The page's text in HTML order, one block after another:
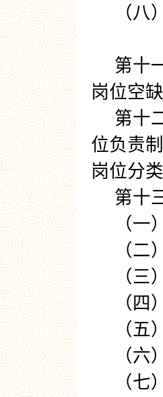
（
第十
岗位空
第十
位负责
岗位分
第十
（
（
（
（
（
（
（